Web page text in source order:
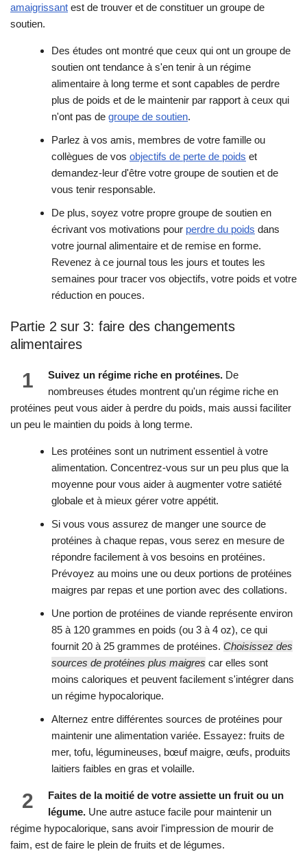
amaigrissant est de trouver et de constituer un groupe de
soutien.
Des études ont montré que ceux qui ont un groupe de
soutien ont tendance à s'en tenir à un régime
alimentaire à long terme et sont capables de perdre
plus de poids et de le maintenir par rapport à ceux qui
n'ont pas de groupe de soutien.
Parlez à vos amis, membres de votre famille ou
collègues de vos objectifs de perte de poids et
demandez-leur d'être votre groupe de soutien et de
vous tenir responsable.
De plus, soyez votre propre groupe de soutien en
écrivant vos motivations pour perdre du poids dans
votre journal alimentaire et de remise en forme.
Revenez à ce journal tous les jours et toutes les
semaines pour tracer vos objectifs, votre poids et votre
réduction en pouces.
Partie 2 sur 3: faire des changements
alimentaires
1 Suivez un régime riche en protéines. De
nombreuses études montrent qu'un régime riche en
protéines peut vous aider à perdre du poids, mais aussi faciliter
un peu le maintien du poids à long terme.
Les protéines sont un nutriment essentiel à votre
alimentation. Concentrez-vous sur un peu plus que la
moyenne pour vous aider à augmenter votre satiété
globale et à mieux gérer votre appétit.
Si vous vous assurez de manger une source de
protéines à chaque repas, vous serez en mesure de
répondre facilement à vos besoins en protéines.
Prévoyez au moins une ou deux portions de protéines
maigres par repas et une portion avec des collations.
Une portion de protéines de viande représente environ
85 à 120 grammes en poids (ou 3 à 4 oz), ce qui
fournit 20 à 25 grammes de protéines. Choisissez des
sources de protéines plus maigres car elles sont
moins caloriques et peuvent facilement s'intégrer dans
un régime hypocalorique.
Alternez entre différentes sources de protéines pour
maintenir une alimentation variée. Essayez: fruits de
mer, tofu, légumineuses, bœuf maigre, œufs, produits
laitiers faibles en gras et volaille.
2
Faites de la moitié de votre assiette un fruit ou un
légume. Une autre astuce facile pour maintenir un
régime hypocalorique, sans avoir l'impression de mourir de
faim, est de faire le plein de fruits et de légumes.